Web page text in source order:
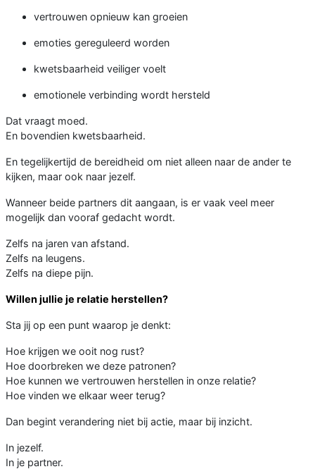
vertrouwen opnieuw kan groeien
emoties gereguleerd worden
kwetsbaarheid veiliger voelt
emotionele verbinding wordt hersteld
Dat vraagt moed.
En bovendien kwetsbaarheid.
En tegelijkertijd de bereidheid om niet alleen naar de ander te
kijken, maar ook naar jezelf.
Wanneer beide partners dit aangaan, is er vaak veel meer
mogelijk dan vooraf gedacht wordt.
Zelfs na jaren van afstand.
Zelfs na leugens.
Zelfs na diepe pijn.
Willen jullie je relatie herstellen?
Sta jij op een punt waarop je denkt:
Hoe krijgen we ooit nog rust?
Hoe doorbreken we deze patronen?
Hoe kunnen we vertrouwen herstellen in onze relatie?
Hoe vinden we elkaar weer terug?
Dan begint verandering niet bij actie, maar bij inzicht.
In jezelf.
In je partner.